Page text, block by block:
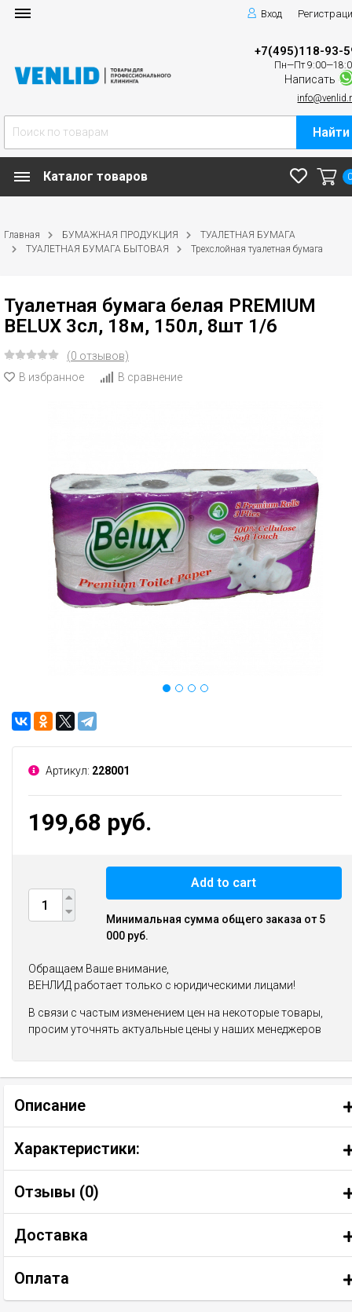
Вход
+7(495)118-93-
Пн—Пт
Написать
Найти
Каталог товаров
Главная БУМАЖНАЯ ПРОДУКЦИЯ
ТУАЛЕТНАЯ БУМАГА
ТУАЛЕТНАЯ БУМАГА БЫТОВАЯ
Трехслойная туалетная бумага
Туалетная бумага белая PREMIUM
BELUX 3сл, 18м, 150л, 8шт 1/6
(0 отзывов)
В избранное
В сравнение
Артикул: 228001
199,68 руб.
Add to cart
Минимальная сумма общего заказа от 5
000 руб.
Обращаем Ваше внимание,
ВЕНЛИД работает только с юридическими лицами!
В связи с частым изменением цен на некоторые товары,
просим уточнять актуальные цены у наших менеджеров
Описание
Характеристики:
Отзывы (0)
Доставка
Оплата